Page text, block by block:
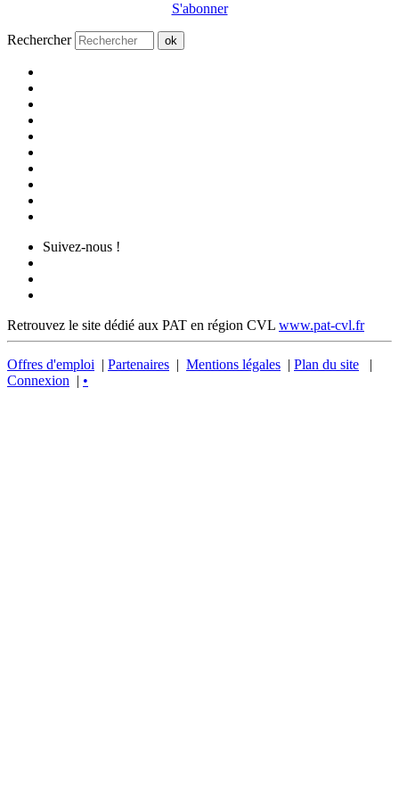
S'abonner
Rechercher ok
Suivez-nous !
Retrouvez le site dédié aux PAT en région CVL www.pat-cvl.fr
Offres d'emploi | Partenaires | Mentions légales | Plan du site |
Connexion | •